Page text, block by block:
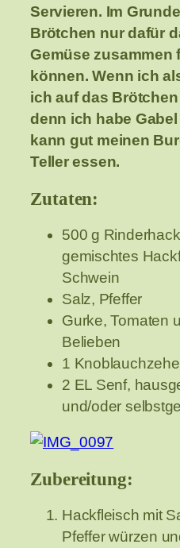
Servieren. Im
Brötchen nur dafür
Gemüse zusammen
können. Wenn ich
ich auf das
denn ich habe
kann gut meinen
Teller essen.
Zutaten:
500 g
gemischtes
Schwein
Salz, Pfeffer
Gurke, Tomaten
Belieben
1 Knoblauchzehe
2 EL Senf,
und/oder
Zubereitung:
Hackfleisch mit
Pfeffer würzen